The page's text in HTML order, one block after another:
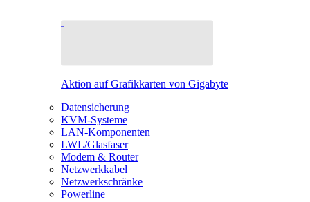
Aktion auf Grafikkarten von Gigabyte
Datensicherung
KVM-Systeme
LAN-Komponenten
LWL/Glasfaser
Modem & Router
Netzwerkkabel
Netzwerkschränke
Powerline